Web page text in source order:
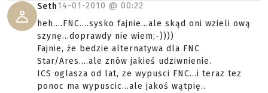
Seth14-01-2010 @ 00:22
heh....FNC....sysko fajnie...ale skąd oni wzieli ową
szynę...doprawdy nie wiem;-))))
Fajnie, że bedzie alternatywa dla FNC
Star/Ares....ale znów jakieś udziwnienie.
ICS oglasza od lat, ze wypusci FNC...i teraz tez
ponoc ma wypuscic...ale jakoś wątpię..